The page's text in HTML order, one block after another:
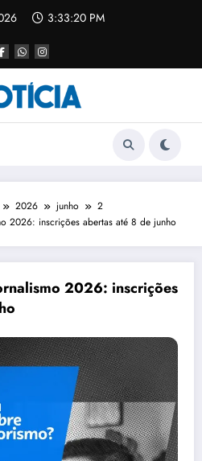
3:33:20 PM
2026 junho
2
2026: inscrições abertas até 8 de junho
2026: inscrições